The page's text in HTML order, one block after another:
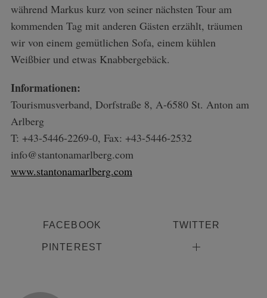
während Markus kurz von seiner nächsten Tour am
kommenden Tag mit anderen Gästen erzählt, träumen
wir von einem gemütlichen Sofa, einem kühlen
Weißbier und etwas Knabbergebäck.
Informationen:
Tourismusverband, Dorfstraße 8, A-6580 St. Anton am
Arlberg
T: +43-5446-2269-0, Fax: +43-5446-2532
info@stantonamarlberg.com
www.stantonamarlberg.com
FACEBOOK TWITTER
PINTEREST